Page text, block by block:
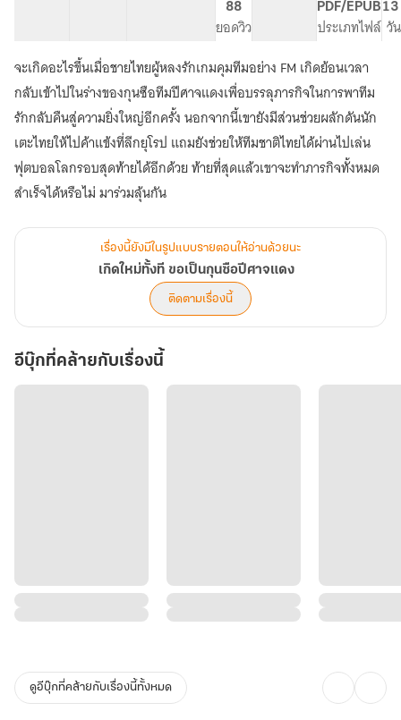
ทั้งที
ขอ
กุนซือ
ปีศาจ
แดง
88
ยอดวิว
PDF/EPUB
ประเภทไฟล์
13
วั
จะเกิดอะไรขึ้นเมื่อชายไทยผู้หลงรักเกมคุมทีมอย่าง FM เกิดย้อนเวลา
กลับเข้าไปในร่างของกุนซือทีมปีศาจแดงเพื่อบรรลุภารกิจในการพาทีม
รักกลับคืนสู่ความยิ่งใหญ่อีกครั้ง นอกจากนี้เขายังมีส่วนช่วยผลักดันนัก
เตะไทยให้ไปค้าแข้งที่ลีกยุโรป แถมยังช่วยให้ทีมชาติไทยได้ผ่านไปเล่น
ฟุตบอลโลกรอบสุดท้ายได้อีกด้วย ท้ายที่สุดแล้วเขาจะทำภารกิจทั้งหมด
สำเร็จได้หรือไม่ มาร่วมลุ้นกัน
เรื่องนี้ยังมีในรูปแบบรายตอนให้อ่านด้วยนะ
เกิดใหม่ทั้งที ขอเป็นกุนซือปีศาจแดง
ติดตามเรื่องนี้
อีบุ๊กที่คล้ายกับเรื่องนี้
ดูอีบุ๊กที่คล้ายกับเรื่องนี้ทั้งหมด